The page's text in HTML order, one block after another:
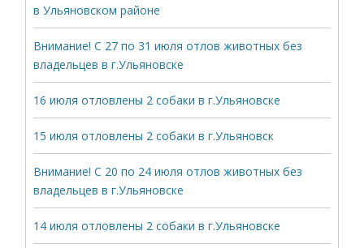
в Ульяновском районе
Внимание! С 27 по 31 июля отлов животных без
владельцев в г.Ульяновске
16 июля отловлены 2 собаки в г.Ульяновске
15 июля отловлены 2 собаки в г.Ульяновск
Внимание! С 20 по 24 июля отлов животных без
владельцев в г.Ульяновске
14 июля отловлены 2 собаки в г.Ульяновске